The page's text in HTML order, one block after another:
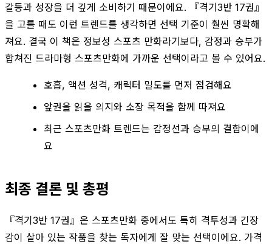
갈등과 성장을 더 깊게 소비하기 때문이에요. 『격기3반 17권』
을 고를 때도 이런 트렌드를 생각하면 선택 기준이 훨씬 명확해
져요. 결국 이 책은 정보성 스포츠 만화라기보다, 감정과 승부가
합쳐진 드라마형 스포츠만화에 가까운 선택이라고 볼 수 있어요.
호흡, 액션 성격, 캐릭터 밀도를 먼저 점검해요
앞권을 읽을 의지와 소장 목적을 함께 따져요
최근 스포츠만화 트렌드는 감정선과 승부의 결합이에
요
최종 결론 및 총평
『격기3반 17권』은 스포츠만화 중에서도 특히 격투성과 긴장
감이 살아 있는 작품을 찾는 독자에게 잘 맞는 선택이에요. 가격